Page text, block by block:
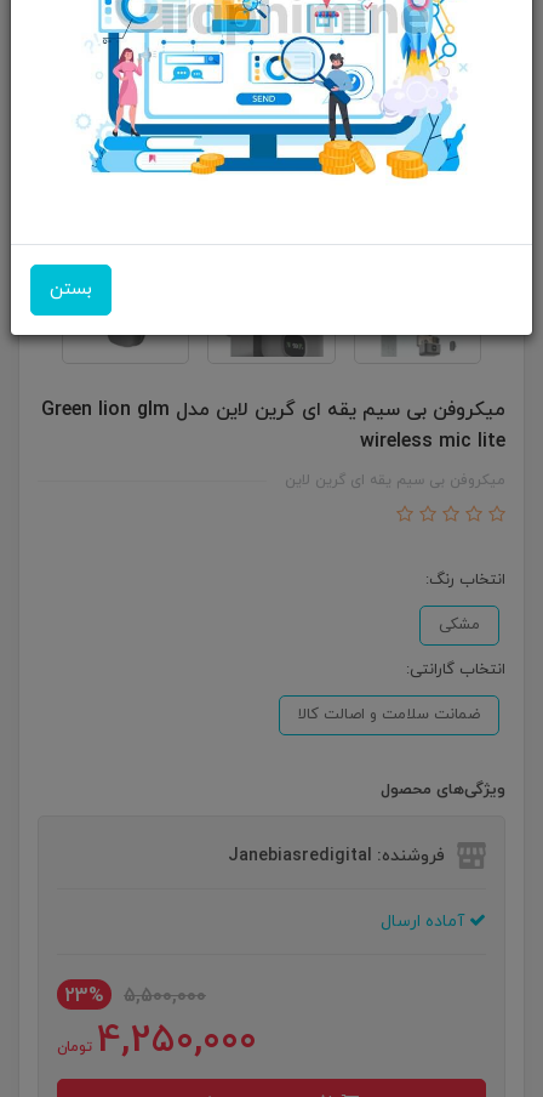
میکروفن بی سیم یقه ای گرین لاین مدل Green lion glm
wireless mic lite
میکروفن بی سیم یقه ای گرین لاین
انتخاب رنگ:
مشکی
انتخاب گارانتی:
ضمانت سلامت و اصالت کالا
ویژگی‌های محصول
فروشنده: Janebiasredigital
آماده ارسال
5,500,000
23%
4,250,000 تومان
بستن